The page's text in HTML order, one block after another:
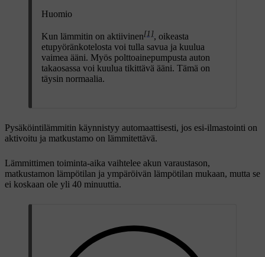
Huomio
Kun lämmitin on aktiivinen[1], oikeasta
etupyöränkotelosta voi tulla savua ja kuulua
vaimea ääni. Myös polttoainepumpusta auton
takaosassa voi kuulua tikittävä ääni. Tämä on
täysin normaalia.
Pysäköintilämmitin käynnistyy automaattisesti, jos esi-ilmastointi on
aktivoitu ja matkustamo on lämmitettävä.
Lämmittimen toiminta-aika vaihtelee akun varaustason,
matkustamon lämpötilan ja ympäröivän lämpötilan mukaan, mutta se
ei koskaan ole yli 40 minuuttia.